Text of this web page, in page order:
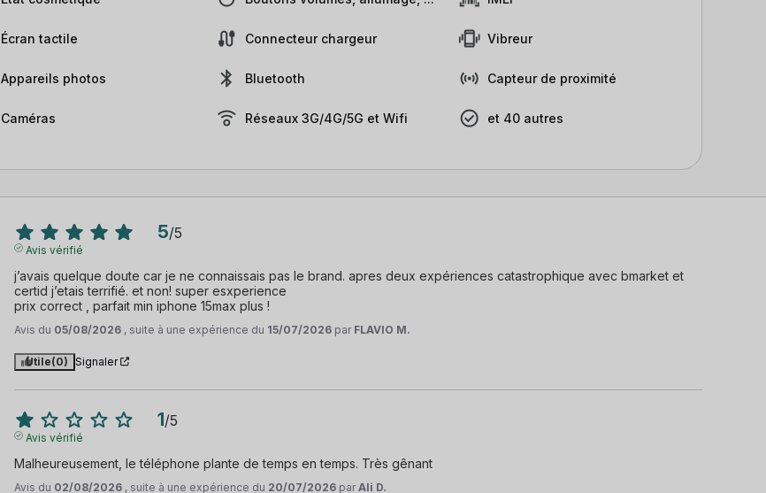
Écran tactile
Appareils photos
Caméras
Connecteur chargeur
Bluetooth
Réseaux 3G/4G/5G et Wifi
Vibreur
Capteur de proximité
et 40 autres
5/5
Avis vérifié
j’avais quelque doute car je ne connaissais pas le brand. apres deux expériences catastrophique avec bmarket et
certid j’etais terrifié. et non! super esxperience
prix correct , parfait min iphone 15max plus !
Avis du 05/08/2026 , suite à une expérience du 15/07/2026 par FLAVIO M.
Utile(0) Signaler
1/5
Avis vérifié
Malheureusement, le téléphone plante de temps en temps. Très gênant
Avis du 02/08/2026 , suite à une expérience du 20/07/2026 parAli D.